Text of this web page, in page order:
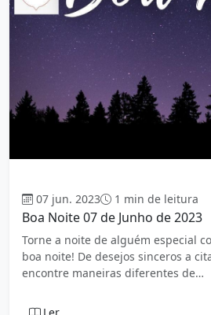
07 jun. 2023 1 min de leitura
Boa Noite 07 de Junho de 2023
Torne a noite de alguém especial
boa noite! De desejos sinceros a
encontre maneiras diferentes de…